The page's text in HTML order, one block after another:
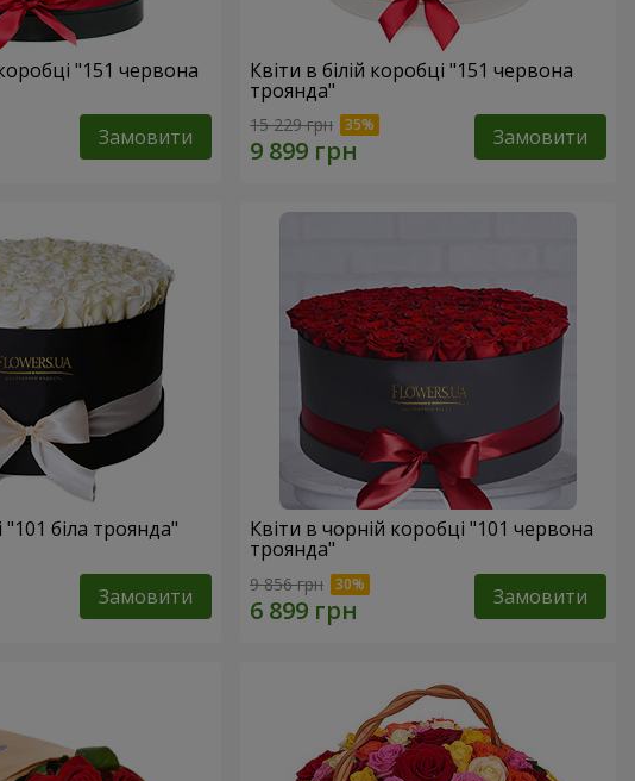
"151 червона
Замовити
Квіти в білій коробці "151 червона
троянда"
15 229 грн Замовити
біла троянда"
Замовити
Квіти в чорній коробці "101 червона
троянда"
9 856 грн Замовити